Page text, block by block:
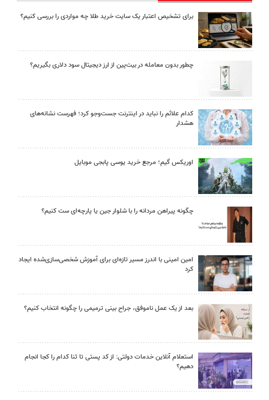
برای تشخیص اعتبار یک سایت خرید طلا چه مواردی را بررسی کنیم؟
چطور بدون معامله در بیت‌پین از ارز دیجیتال سود دلاری بگیریم؟
کدام علائم را نباید در اینترنت جست‌وجو کرد؛ فهرست نشانه‌های
هشدار
اوریکس گیم؛ مرجع خرید یوسی پابجی موبایل
چگونه پیراهن مردانه را با شلوار جین یا پارچه‌ای ست کنیم؟
امین امینی با اندرز مسیر تازه‌ای برای آموزش شخصی‌سازی‌شده ایجاد
کرد
بعد از یک عمل ناموفق، جراح بینی ترمیمی را چگونه انتخاب کنیم؟
استعلام آنلاین خدمات دولتی: از کد پستی تا ثنا کدام را کجا انجام
دهیم؟